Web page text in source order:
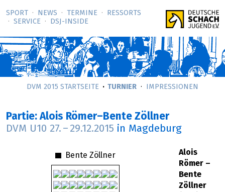
SPORT NEWS TERMINE
RESSORTS
SERVICE
DSJ-­INSIDE
DVM 2015 STARTSEITE TURNIER IMPRESSIONEN
Partie: Alois Römer–Bente Zöllner
DVM U10 27. – 29.12.2015 in Magdeburg
Bente Zöllner
Alois
Römer –
Bente
Zöllner